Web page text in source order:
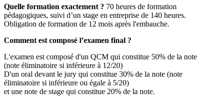
Quelle formation exactement ? 70 heures de formation
pédagogiques, suivi d’un stage en entreprise de 140 heures.
Obligation de formation de 12 mois après l'embauche.
Comment est composé l’examen final ?
L'examen est composé d'un QCM qui constitue 50% de la note
(note éliminatoire si inférieure à 12/20)
D'un oral devant le jury qui constitue 30% de la note (note
éliminatoire si inférieure ou égale à 5/20)
et une note de stage qui constitue 20% de la note.